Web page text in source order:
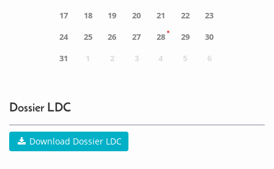
17
18 19 20 21 22
23
24
25 26 27 28 29
30
31
1 2 3 4 5 6
Dossier LDC
Download Dossier LDC